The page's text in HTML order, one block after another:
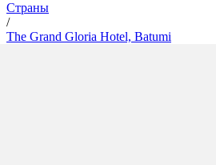
Страны
/
The Grand Gloria Hotel, Batumi